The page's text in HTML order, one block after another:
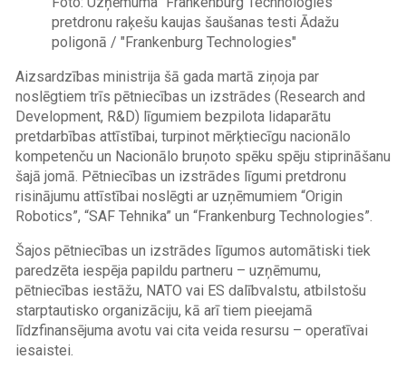
pretdronu raķešu kaujas šaušanas testi Ādažu
poligonā / "Frankenburg Technologies"
Aizsardzības ministrija šā gada martā ziņoja par
noslēgtiem trīs pētniecības un izstrādes (Research and
Development, R&D) līgumiem bezpilota lidaparātu
pretdarbības attīstībai, turpinot mērķtiecīgu nacionālo
kompetenču un Nacionālo bruņoto spēku spēju stiprināšanu
šajā jomā. Pētniecības un izstrādes līgumi pretdronu
risinājumu attīstībai noslēgti ar uzņēmumiem “Origin
Robotics”, “SAF Tehnika” un “Frankenburg Technologies”.
Šajos pētniecības un izstrādes līgumos automātiski tiek
paredzēta iespēja papildu partneru – uzņēmumu,
pētniecības iestāžu, NATO vai ES dalībvalstu, atbilstošu
starptautisko organizāciju, kā arī tiem pieejamā
līdzfinansējuma avotu vai cita veida resursu – operatīvai
iesaistei.